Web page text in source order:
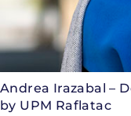
Andrea Irazabal –
by UPM Raflatac